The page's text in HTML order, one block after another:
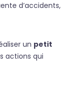
d’accidents,
un petit
actions qui